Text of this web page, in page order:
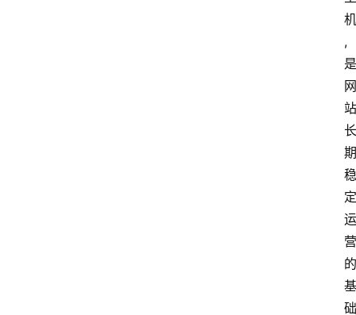
机
,
是
网
站
长
期
稳
定
运
营
的
基
础